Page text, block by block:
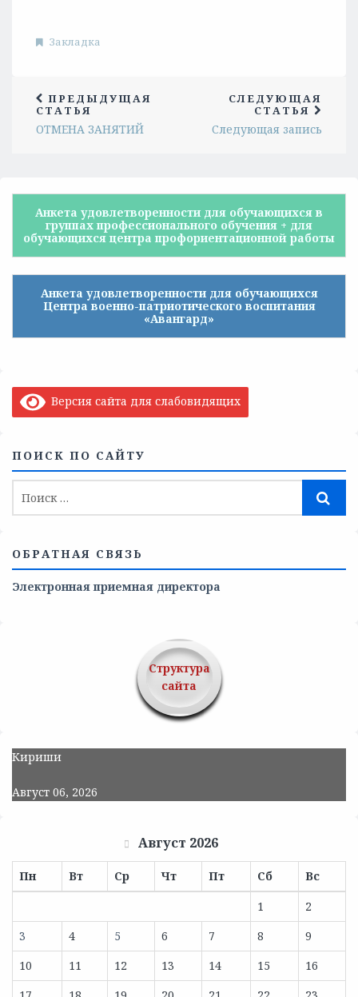
Закладка
ПРЕДЫДУЩАЯ
СТАТЬЯ
ОТМЕНА ЗАНЯТИЙ
СЛЕДУЮЩАЯ
СТАТЬЯ
Следующая запись
Анкета удовлетворенности для обучающихся в
группах профессионального обучения + для
обучающихся центра профориентационной работы
Анкета удовлетворенности для обучающихся
Центра военно-патриотического воспитания
«Авангард»
Версия сайта для слабовидящих
ПОИСК ПО САЙТУ
ОБРАТНАЯ СВЯЗЬ
Электронная приемная директора
Структура
сайта
Кириши
Август 06, 2026
Август 2026
Пн Вт Ср Чт Пт Сб
Вс
1
2
3
4 5 6 7 8
9
10
11 12 13 14 15
16